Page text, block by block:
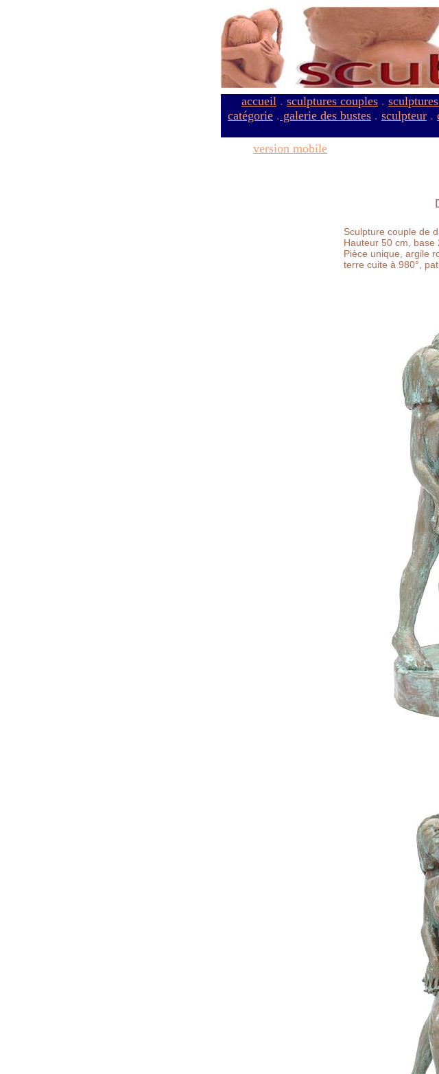
accueil . sculptures couples .
catégorie . galerie des bustes . sculpteur .
version mobile
Sculpture couple de
Hauteur 50 cm, base
Pièce unique, argile
terre cuite à 980°,